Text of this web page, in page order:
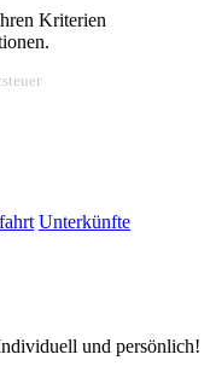
Kriterien
Unterkünfte
und persönlich!